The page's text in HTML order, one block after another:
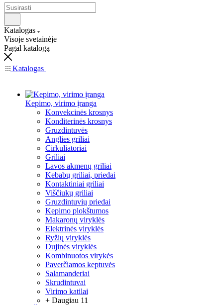
Katalogas
Visoje svetainėje
Pagal katalogą
Katalogas
Kepimo, virimo įranga
Konvekcinės krosnys
Konditerinės krosnys
Gruzdintuvės
Anglies griliai
Cirkuliatoriai
Griliai
Lavos akmenų griliai
Kebabų griliai, priedai
Kontaktiniai griliai
Viščiukų griliai
Gruzdintuvių priedai
Kepimo plokštumos
Makaronų viryklės
Elektrinės viryklės
Ryžių viryklės
Dujinės viryklės
Kombinuotos virykės
Paverčiamos keptuvės
Salamanderiai
Skrudintuvai
Virimo katilai
+ Daugiau 11